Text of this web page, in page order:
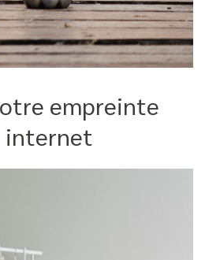
empreinte
internet